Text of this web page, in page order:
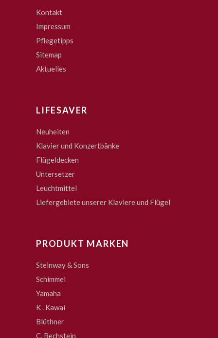
Kontakt
Impressum
Pflegetipps
Sitemap
Aktuelles
LIFESAVER
Neuheiten
Klavier und Konzertbänke
Flügeldecken
Untersetzer
Leuchtmittel
Liefergebiete unserer Klaviere und Flügel
PRODUKT MARKEN
Steinway & Sons
Schimmel
Yamaha
K . Kawai
Blüthner
C. Bechstein